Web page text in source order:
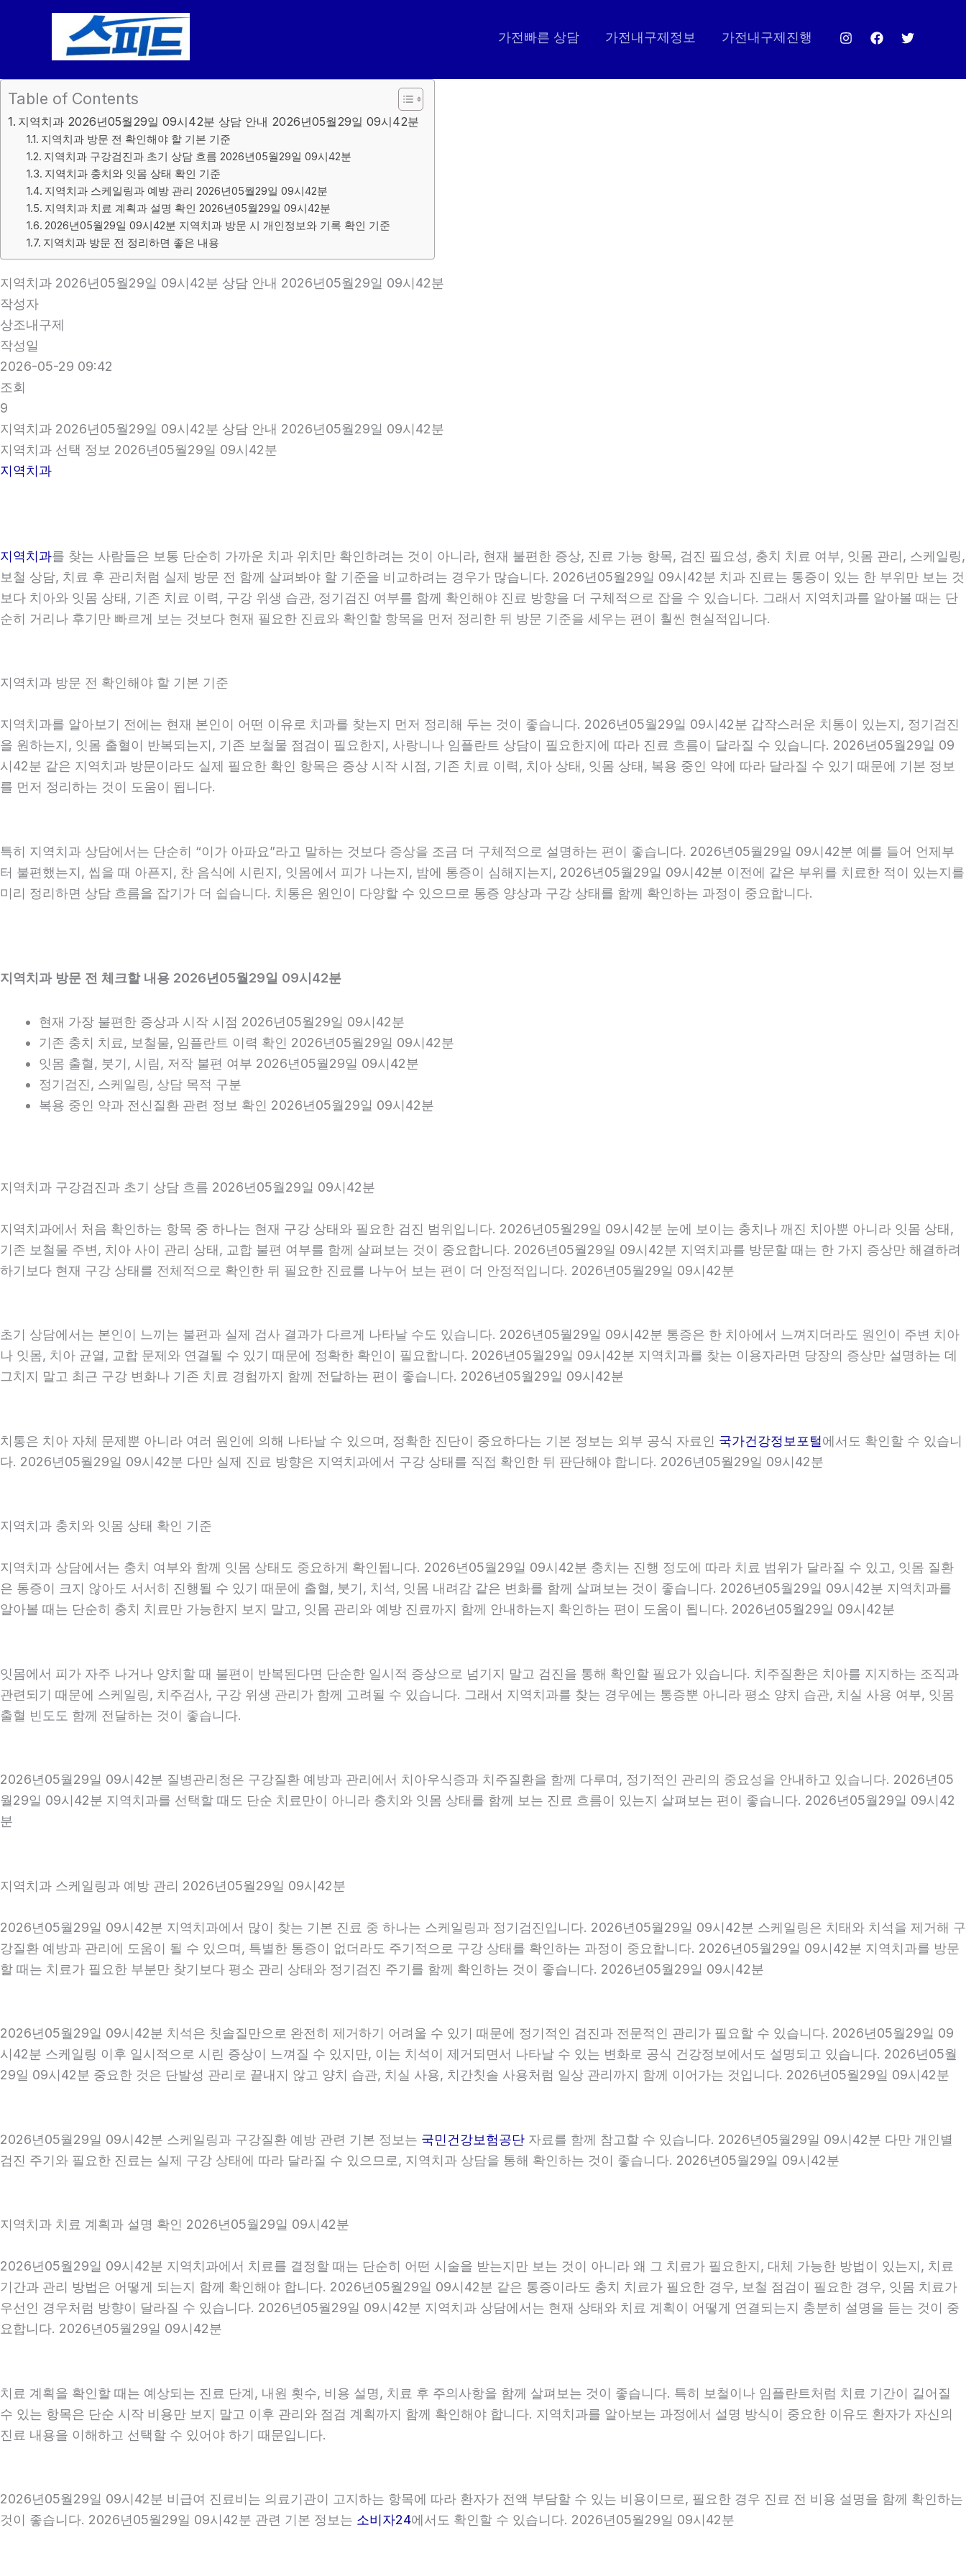
건
너
가전빠른 상담 가전내구제정보 가전내구제진행
Table of Contents
지역치과 2026년05월29일 09시42분 상담 안내 2026년05월29일 09시42분
지역치과 방문 전 확인해야 할 기본 기준
지역치과 구강검진과 초기 상담 흐름 2026년05월29일 09시42분
지역치과 충치와 잇몸 상태 확인 기준
지역치과 스케일링과 예방 관리 2026년05월29일 09시42분
지역치과 치료 계획과 설명 확인 2026년05월29일 09시42분
2026년05월29일 09시42분 지역치과 방문 시 개인정보와 기록 확인 기준
지역치과 방문 전 정리하면 좋은 내용
지역치과 2026년05월29일 09시42분 상담 안내 2026년05월29일 09시42분
작성자
상조내구제
작성일
2026-05-29 09:42
조회
9
지역치과 2026년05월29일 09시42분 상담 안내 2026년05월29일 09시42분
지역치과 선택 정보 2026년05월29일 09시42분
지역치과
지역치과를 찾는 사람들은 보통 단순히 가까운 치과 위치만 확인하려는 것이 아니라, 현재 불편한 증상, 진료 가능 항목, 검진 필요성, 충치 치료 여부, 잇몸 관리, 스케일링,
보철 상담, 치료 후 관리처럼 실제 방문 전 함께 살펴봐야 할 기준을 비교하려는 경우가 많습니다. 2026년05월29일 09시42분 치과 진료는 통증이 있는 한 부위만 보는 것
보다 치아와 잇몸 상태, 기존 치료 이력, 구강 위생 습관, 정기검진 여부를 함께 확인해야 진료 방향을 더 구체적으로 잡을 수 있습니다. 그래서 지역치과를 알아볼 때는 단
순히 거리나 후기만 빠르게 보는 것보다 현재 필요한 진료와 확인할 항목을 먼저 정리한 뒤 방문 기준을 세우는 편이 훨씬 현실적입니다.
지역치과 방문 전 확인해야 할 기본 기준
지역치과를 알아보기 전에는 현재 본인이 어떤 이유로 치과를 찾는지 먼저 정리해 두는 것이 좋습니다. 2026년05월29일 09시42분 갑작스러운 치통이 있는지, 정기검진
을 원하는지, 잇몸 출혈이 반복되는지, 기존 보철물 점검이 필요한지, 사랑니나 임플란트 상담이 필요한지에 따라 진료 흐름이 달라질 수 있습니다. 2026년05월29일 09
시42분 같은 지역치과 방문이라도 실제 필요한 확인 항목은 증상 시작 시점, 기존 치료 이력, 치아 상태, 잇몸 상태, 복용 중인 약에 따라 달라질 수 있기 때문에 기본 정보
를 먼저 정리하는 것이 도움이 됩니다.
특히 지역치과 상담에서는 단순히 “이가 아파요”라고 말하는 것보다 증상을 조금 더 구체적으로 설명하는 편이 좋습니다. 2026년05월29일 09시42분 예를 들어 언제부
터 불편했는지, 씹을 때 아픈지, 찬 음식에 시린지, 잇몸에서 피가 나는지, 밤에 통증이 심해지는지, 2026년05월29일 09시42분 이전에 같은 부위를 치료한 적이 있는지를
미리 정리하면 상담 흐름을 잡기가 더 쉽습니다. 치통은 원인이 다양할 수 있으므로 통증 양상과 구강 상태를 함께 확인하는 과정이 중요합니다.
지역치과 방문 전 체크할 내용 2026년05월29일 09시42분
현재 가장 불편한 증상과 시작 시점 2026년05월29일 09시42분
기존 충치 치료, 보철물, 임플란트 이력 확인 2026년05월29일 09시42분
잇몸 출혈, 붓기, 시림, 저작 불편 여부 2026년05월29일 09시42분
정기검진, 스케일링, 상담 목적 구분
복용 중인 약과 전신질환 관련 정보 확인 2026년05월29일 09시42분
지역치과 구강검진과 초기 상담 흐름 2026년05월29일 09시42분
지역치과에서 처음 확인하는 항목 중 하나는 현재 구강 상태와 필요한 검진 범위입니다. 2026년05월29일 09시42분 눈에 보이는 충치나 깨진 치아뿐 아니라 잇몸 상태,
기존 보철물 주변, 치아 사이 관리 상태, 교합 불편 여부를 함께 살펴보는 것이 중요합니다. 2026년05월29일 09시42분 지역치과를 방문할 때는 한 가지 증상만 해결하려
하기보다 현재 구강 상태를 전체적으로 확인한 뒤 필요한 진료를 나누어 보는 편이 더 안정적입니다. 2026년05월29일 09시42분
초기 상담에서는 본인이 느끼는 불편과 실제 검사 결과가 다르게 나타날 수도 있습니다. 2026년05월29일 09시42분 통증은 한 치아에서 느껴지더라도 원인이 주변 치아
나 잇몸, 치아 균열, 교합 문제와 연결될 수 있기 때문에 정확한 확인이 필요합니다. 2026년05월29일 09시42분 지역치과를 찾는 이용자라면 당장의 증상만 설명하는 데
그치지 말고 최근 구강 변화나 기존 치료 경험까지 함께 전달하는 편이 좋습니다. 2026년05월29일 09시42분
치통은 치아 자체 문제뿐 아니라 여러 원인에 의해 나타날 수 있으며, 정확한 진단이 중요하다는 기본 정보는 외부 공식 자료인 국가건강정보포털에서도 확인할 수 있습니
다. 2026년05월29일 09시42분 다만 실제 진료 방향은 지역치과에서 구강 상태를 직접 확인한 뒤 판단해야 합니다. 2026년05월29일 09시42분
지역치과 충치와 잇몸 상태 확인 기준
지역치과 상담에서는 충치 여부와 함께 잇몸 상태도 중요하게 확인됩니다. 2026년05월29일 09시42분 충치는 진행 정도에 따라 치료 범위가 달라질 수 있고, 잇몸 질환
은 통증이 크지 않아도 서서히 진행될 수 있기 때문에 출혈, 붓기, 치석, 잇몸 내려감 같은 변화를 함께 살펴보는 것이 좋습니다. 2026년05월29일 09시42분 지역치과를
알아볼 때는 단순히 충치 치료만 가능한지 보지 말고, 잇몸 관리와 예방 진료까지 함께 안내하는지 확인하는 편이 도움이 됩니다. 2026년05월29일 09시42분
잇몸에서 피가 자주 나거나 양치할 때 불편이 반복된다면 단순한 일시적 증상으로 넘기지 말고 검진을 통해 확인할 필요가 있습니다. 치주질환은 치아를 지지하는 조직과
관련되기 때문에 스케일링, 치주검사, 구강 위생 관리가 함께 고려될 수 있습니다. 그래서 지역치과를 찾는 경우에는 통증뿐 아니라 평소 양치 습관, 치실 사용 여부, 잇몸
출혈 빈도도 함께 전달하는 것이 좋습니다.
2026년05월29일 09시42분 질병관리청은 구강질환 예방과 관리에서 치아우식증과 치주질환을 함께 다루며, 정기적인 관리의 중요성을 안내하고 있습니다. 2026년05
월29일 09시42분 지역치과를 선택할 때도 단순 치료만이 아니라 충치와 잇몸 상태를 함께 보는 진료 흐름이 있는지 살펴보는 편이 좋습니다. 2026년05월29일 09시42
분
지역치과 스케일링과 예방 관리 2026년05월29일 09시42분
2026년05월29일 09시42분 지역치과에서 많이 찾는 기본 진료 중 하나는 스케일링과 정기검진입니다. 2026년05월29일 09시42분 스케일링은 치태와 치석을 제거해 구
강질환 예방과 관리에 도움이 될 수 있으며, 특별한 통증이 없더라도 주기적으로 구강 상태를 확인하는 과정이 중요합니다. 2026년05월29일 09시42분 지역치과를 방문
할 때는 치료가 필요한 부분만 찾기보다 평소 관리 상태와 정기검진 주기를 함께 확인하는 것이 좋습니다. 2026년05월29일 09시42분
2026년05월29일 09시42분 치석은 칫솔질만으로 완전히 제거하기 어려울 수 있기 때문에 정기적인 검진과 전문적인 관리가 필요할 수 있습니다. 2026년05월29일 09
시42분 스케일링 이후 일시적으로 시린 증상이 느껴질 수 있지만, 이는 치석이 제거되면서 나타날 수 있는 변화로 공식 건강정보에서도 설명되고 있습니다. 2026년05월
29일 09시42분 중요한 것은 단발성 관리로 끝내지 않고 양치 습관, 치실 사용, 치간칫솔 사용처럼 일상 관리까지 함께 이어가는 것입니다. 2026년05월29일 09시42분
2026년05월29일 09시42분 스케일링과 구강질환 예방 관련 기본 정보는 국민건강보험공단 자료를 함께 참고할 수 있습니다. 2026년05월29일 09시42분 다만 개인별
검진 주기와 필요한 진료는 실제 구강 상태에 따라 달라질 수 있으므로, 지역치과 상담을 통해 확인하는 것이 좋습니다. 2026년05월29일 09시42분
지역치과 치료 계획과 설명 확인 2026년05월29일 09시42분
2026년05월29일 09시42분 지역치과에서 치료를 결정할 때는 단순히 어떤 시술을 받는지만 보는 것이 아니라 왜 그 치료가 필요한지, 대체 가능한 방법이 있는지, 치료
기간과 관리 방법은 어떻게 되는지 함께 확인해야 합니다. 2026년05월29일 09시42분 같은 통증이라도 충치 치료가 필요한 경우, 보철 점검이 필요한 경우, 잇몸 치료가
우선인 경우처럼 방향이 달라질 수 있습니다. 2026년05월29일 09시42분 지역치과 상담에서는 현재 상태와 치료 계획이 어떻게 연결되는지 충분히 설명을 듣는 것이 중
요합니다. 2026년05월29일 09시42분
치료 계획을 확인할 때는 예상되는 진료 단계, 내원 횟수, 비용 설명, 치료 후 주의사항을 함께 살펴보는 것이 좋습니다. 특히 보철이나 임플란트처럼 치료 기간이 길어질
수 있는 항목은 단순 시작 비용만 보지 말고 이후 관리와 점검 계획까지 함께 확인해야 합니다. 지역치과를 알아보는 과정에서 설명 방식이 중요한 이유도 환자가 자신의
진료 내용을 이해하고 선택할 수 있어야 하기 때문입니다.
2026년05월29일 09시42분 비급여 진료비는 의료기관이 고지하는 항목에 따라 환자가 전액 부담할 수 있는 비용이므로, 필요한 경우 진료 전 비용 설명을 함께 확인하는
것이 좋습니다. 2026년05월29일 09시42분 관련 기본 정보는 소비자24에서도 확인할 수 있습니다. 2026년05월29일 09시42분